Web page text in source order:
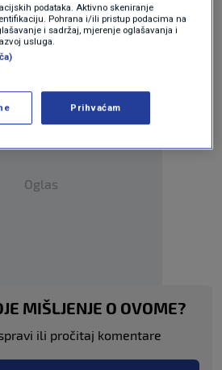
Oglas
MIŠLJENJE O OVOME?
ili pročitaj komentare
podataka. Aktivno skeniranje
Pohrana i/ili pristup podacima na
i sadržaj, mjerenje oglašavanja i
usluga.
Prihvaćam